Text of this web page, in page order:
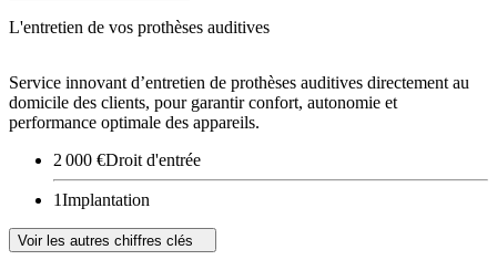
L'entretien de vos prothèses auditives
Service innovant d’entretien de prothèses auditives directement au
domicile des clients, pour garantir confort, autonomie et
performance optimale des appareils.
2 000 €Droit d'entrée
1Implantation
Voir les autres chiffres clés